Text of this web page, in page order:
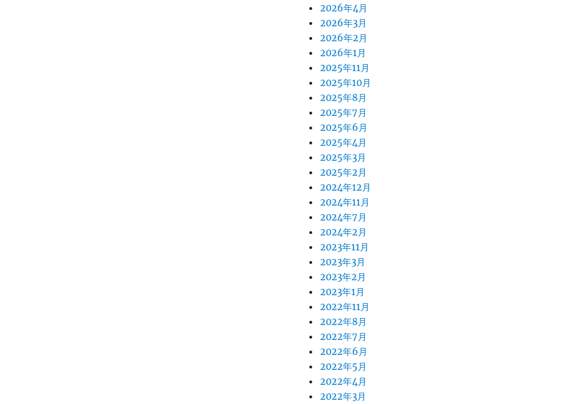
2026年4月
2026年3月
2026年2月
2026年1月
2025年11月
2025年10月
2025年8月
2025年7月
2025年6月
2025年4月
2025年3月
2025年2月
2024年12月
2024年11月
2024年7月
2024年2月
2023年11月
2023年3月
2023年2月
2023年1月
2022年11月
2022年8月
2022年7月
2022年6月
2022年5月
2022年4月
2022年3月